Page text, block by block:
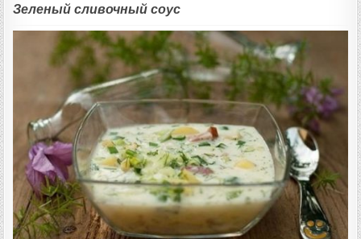
Зеленый сливочный соус